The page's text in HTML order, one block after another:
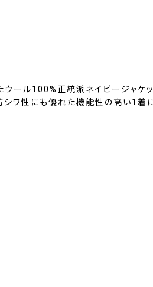
ウール100%正統派ネイビージャケッ
シワ性にも優れた機能性の高い1着